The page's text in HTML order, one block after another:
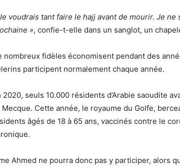
voudrais tant faire le hajj avant de mourir. Je ne
», confie-t-elle dans un sanglot, un
nombreux fidèles économisent pendant des
participent normalement chaque année.
2020, seuls 10.000 résidents d’Arabie saoudite
Mecque. Cette année, le royaume du Golfe,
âgés de 18 à 65 ans, vaccinés contre le
Ahmed ne pourra donc pas y participer, alors